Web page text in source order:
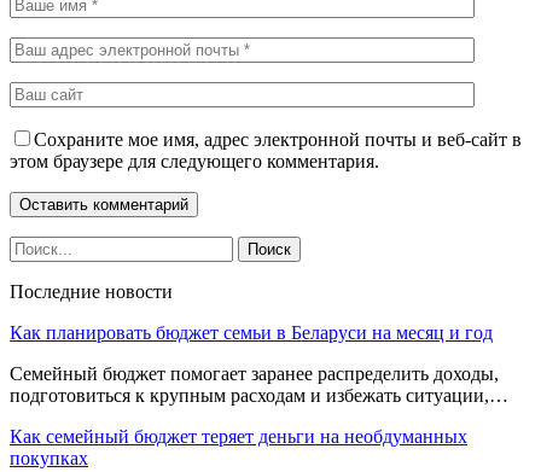
Сохраните мое имя, адрес электронной почты и веб-сайт в
этом браузере для следующего комментария.
Последние новости
Как планировать бюджет семьи в Беларуси на месяц и год
Семейный бюджет помогает заранее распределить доходы,
подготовиться к крупным расходам и избежать ситуации,…
Как семейный бюджет теряет деньги на необдуманных
покупках